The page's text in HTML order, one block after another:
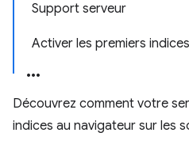
Support serveur
Activer les premiers
Découvrez comment votre
indices au navigateur sur les